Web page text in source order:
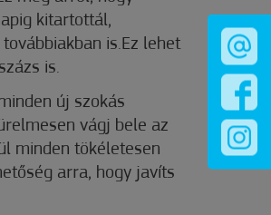
kitartottál,
is.Ez lehet
is.
új szokás
vágj bele az
minden tökéletesen
arra, hogy javíts